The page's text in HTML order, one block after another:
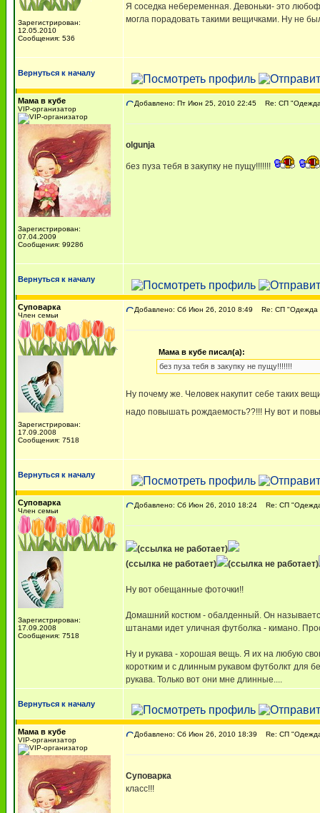
Зарегистрирован:
12.05.2010
Сообщения: 536
Я соседка небеременная. Девоньки- это
могла порадовать такими вещичками. Ну не
Вернуться к началу
Мама в кубе
VIP-организатор
Зарегистрирован:
07.04.2009
Сообщения: 99286
Добавлено: Пт Июн 25, 2010 22:45 Re: СП "Одежда
olgunja
без пуза тебя в закупку не пущу!!!!!!!
Вернуться к началу
Суповарка
Член семьи
Зарегистрирован:
17.09.2008
Сообщения: 7518
Добавлено: Сб Июн 26, 2010 8:49 Re: СП "Одежда
Мама в кубе писал(а):
без пуза тебя в закупку не пущу!!!!!!!
Ну почему же. Человек накупит себе таких
надо повышать рождаемость??!!! Ну вот и
Вернуться к началу
Суповарка
Член семьи
Зарегистрирован:
17.09.2008
Сообщения: 7518
Добавлено: Сб Июн 26, 2010 18:24 Re: СП "Одежда
(ссылка не работает)
(ссылка не работает)
(ссылка не работает)
Ну вот обещанные фоточки!!
Домашний костюм - обалденный. Он
штанами идет уличная футболка - кимано.
Ну и рукава - хорошая вещь. Я их на любую
коротким и с длинным рукавом футболкт для
рукава. Только вот они мне длинные....
Вернуться к началу
Мама в кубе
VIP-организатор
Добавлено: Сб Июн 26, 2010 18:39 Re: СП "Одежда
Суповарка
класс!!!